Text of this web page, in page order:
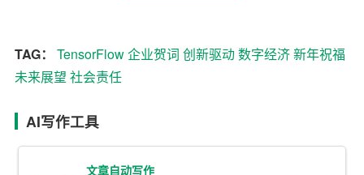
长。”
华为技术有限公司： “面对未来，华为坚持
致力于将数字世界带入每个人、每个家庭、每个组织，构
TAG： TensorFlow企业贺词 创新驱动数字经济新年祝福
未来展望 社会责任
AI写作工具
文章自动写作